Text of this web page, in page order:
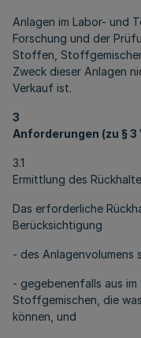
Anlagen im Labor- und
Forschung und der
Stoffen,
Zweck dieser Anlagen
Verkauf ist.
3
Anforderungen (zu § 3
3.1
Ermittlung des
Das erforderliche
Berücksichtigung
- des Anlagenvolumens
- gegebenenfalls aus
Stoffgemischen, die
können, und